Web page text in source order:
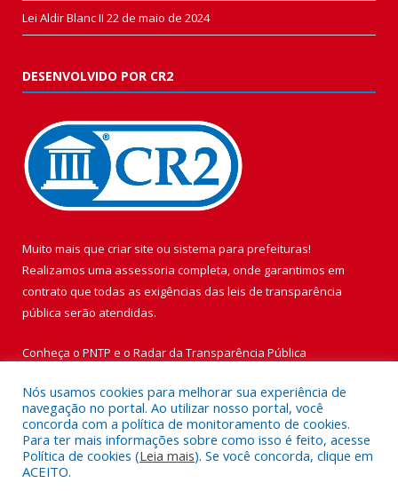
Lei Aldir Blanc II 22 de maio de 2024
DESENVOLVIDO POR CR2
Muito mais que criar site ou sistema para prefeituras!
Realizamos uma assessoria completa, onde garantimos em
contrato que todas as exigências das leis de transparência
pública serão atendidas.
Conheça o PNTP e o Radar da Transparência Pública
Todos os direitos reservados a Prefeitura Municipal de Vigia de
Nazaré.
Nós usamos cookies para melhorar sua experiência de
navegação no portal. Ao utilizar nosso portal, você
concorda com a política de monitoramento de cookies.
Para ter mais informações sobre como isso é feito, acesse
Política de cookies (Leia mais). Se você concorda, clique em
ACEITO.